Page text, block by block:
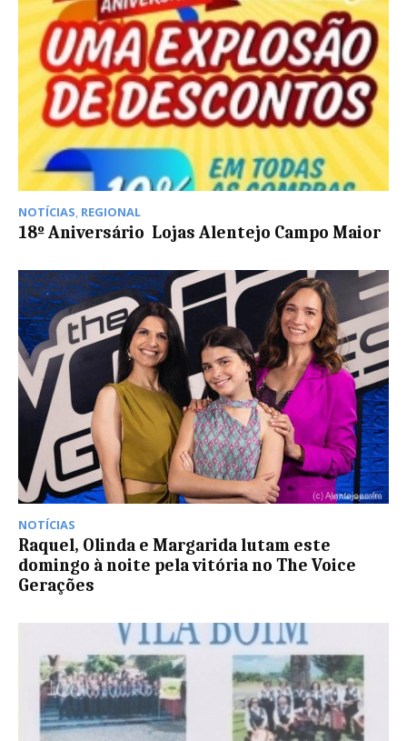
NOTÍCIAS, REGIONAL
18º Aniversário  Lojas Alentejo Campo Maior
NOTÍCIAS
Raquel, Olinda e Margarida lutam este
domingo à noite pela vitória no The Voice
Gerações